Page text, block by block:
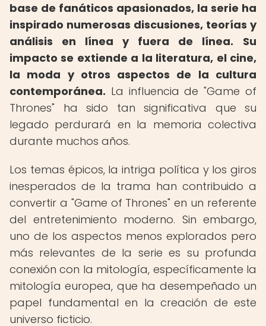
base de fanáticos apasionados, la serie ha
inspirado numerosas discusiones, teorías y
análisis en línea y fuera de línea.
Su
impacto se extiende a la literatura, el cine,
la moda y otros aspectos de la cultura
contemporánea. La influencia de "Game of
Thrones" ha sido tan significativa que su
legado perdurará en la memoria colectiva
durante muchos años.
Los temas épicos, la intriga política y los giros
inesperados de la trama han contribuido a
convertir a "Game of Thrones" en un referente
del entretenimiento moderno. Sin embargo,
uno de los aspectos menos explorados pero
más relevantes de la serie es su profunda
conexión con la mitología, específicamente la
mitología europea, que ha desempeñado un
papel fundamental en la creación de este
universo ficticio.